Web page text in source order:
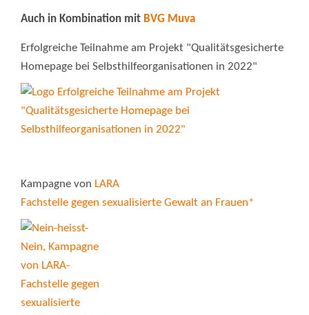
Auch in Kombination mit BVG Muva
Erfolgreiche Teilnahme am Projekt "Qualitätsgesicherte
Homepage bei Selbsthilfeorganisationen in 2022"
Kampagne von LARA
Fachstelle gegen sexualisierte Gewalt an Frauen*